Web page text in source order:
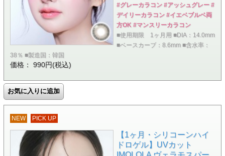
#グレーカラコン #アッシュグレー #
デイリーカラコン #イエベブルベ両
方OK #マンスリーカラコン
■使用期限 1ヶ月用 ■DIA：14.0mm
■ベースカーブ：8.6mm ■含水率：
38％ ■製造国：韓国
価格： 990円(税込)
NEW PICK UP
【1ヶ月・シリコーンハイ
ドロゲル】UVカット